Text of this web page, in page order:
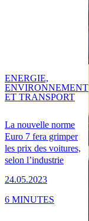
La nouvelle norme
Euro 7 fera grimper
les prix des voitures,
selon l’industrie
24.05.2023
ENERGIE,
ENVIRONNEMENT
ET TRANSPORT
6 MINUTES